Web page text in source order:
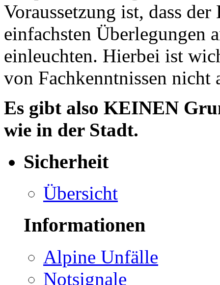
Voraussetzung ist, dass
einfachsten Überlegungen
einleuchten. Hierbei ist
von Fachkenntnissen nicht
Es gibt also KEINEN
wie in der Stadt.
Sicherheit
Übersicht
Informationen
Alpine Unfälle
Notsignale